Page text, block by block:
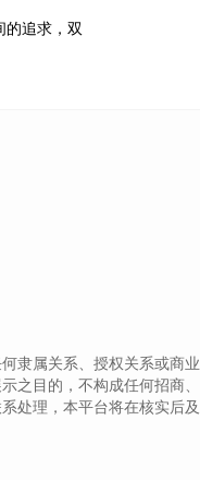
的追求，双
隶属关系、授权关系或商业
之目的，不构成任何招商、
处理，本平台将在核实后及